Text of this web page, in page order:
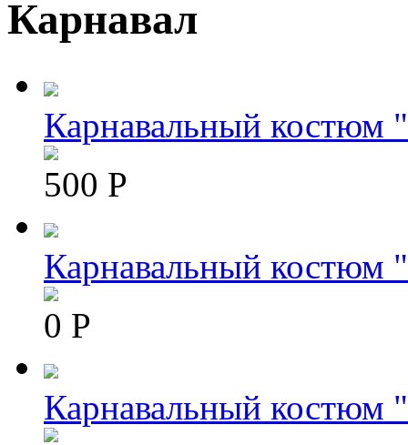
Карнавал
Карнавальный костюм
500 Р
Карнавальный костюм
0 Р
Карнавальный костюм